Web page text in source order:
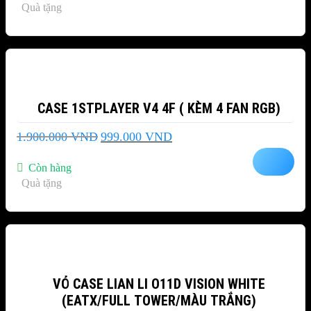
Quà tặng
CASE 1STPLAYER V4 4F ( KÈM 4 FAN RGB)
1.900.000VND Giá
999.000 VNDGiá
Còn hàng
Quà tặng
VỎ CASE LIAN LI O11D VISION WHITE
(EATX/FULL TOWER/MÀU TRẮNG)